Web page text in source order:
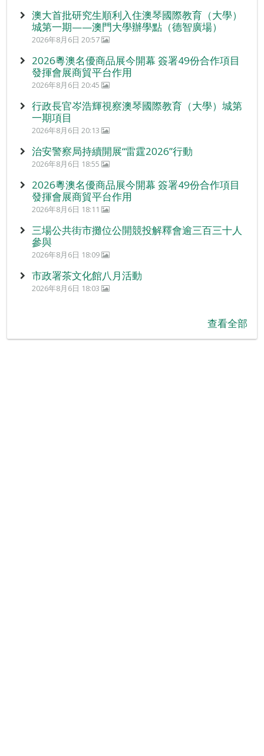
澳大首批研究生順利入住澳琴國際教育（大學）
城第一期——澳門大學辦學點（德智廣場）
2026年8月6日 20:57
2026粵澳名優商品展今開幕 簽署49份合作項目
發揮會展商貿平台作用
2026年8月6日 20:45
行政長官岑浩輝視察澳琴國際教育（大學）城第
一期項目
2026年8月6日 20:13
治安警察局持續開展“雷霆2026”行動
2026年8月6日 18:55
2026粵澳名優商品展今開幕 簽署49份合作項目
發揮會展商貿平台作用
2026年8月6日 18:11
三場公共街市攤位公開競投解釋會逾三百三十人
參與
2026年8月6日 18:09
市政署茶文化館八月活動
2026年8月6日 18:03
查看全部